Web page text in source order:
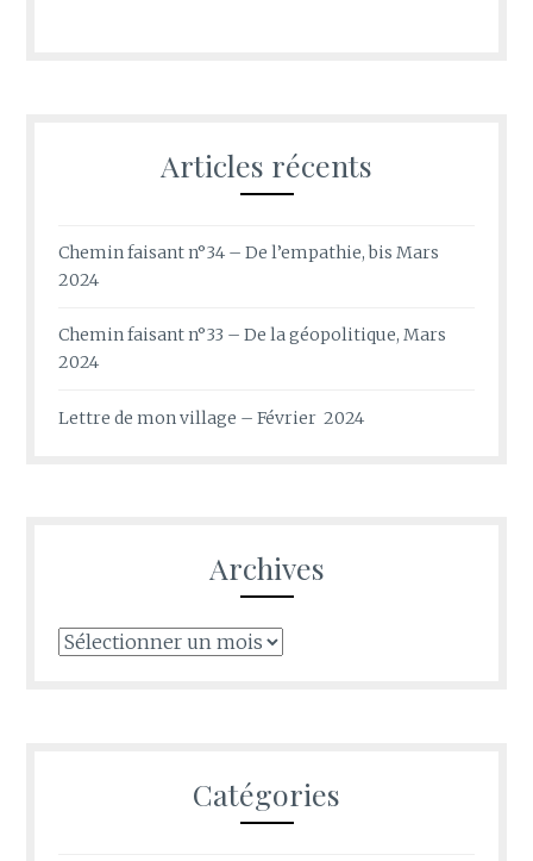
Articles récents
Chemin faisant n°34 – De l’empathie, bis Mars
2024
Chemin faisant n°33 – De la géopolitique, Mars
2024
Lettre de mon village – Février 2024
Archives
Archives
Catégories